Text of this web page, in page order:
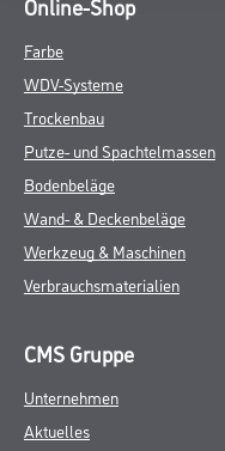
Online-Shop
Farbe
WDV-Systeme
Trockenbau
Putze- und Spachtelmassen
Bodenbeläge
Wand- & Deckenbeläge
Werkzeug & Maschinen
Verbrauchsmaterialien
CMS Gruppe
Unternehmen
Aktuelles